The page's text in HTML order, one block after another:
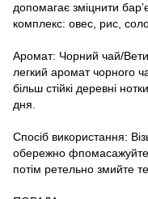
допомагає зміцнити
комплекс: овес, рис,
Аромат: Чорний чай/
легкий аромат чорного
більш стійкі деревні
дня.
Спосіб використання:
обережно фпомасажуйте
потім ретельно змийте